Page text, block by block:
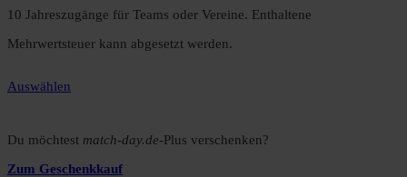
10 Jahreszugänge für Teams oder Vereine. Enthaltene
Mehrwertsteuer kann abgesetzt werden.
Auswählen
Du möchtest match-day.de-Plus verschenken?
Zum Geschenkkauf